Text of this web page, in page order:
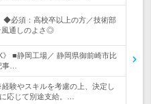
◆必須：高校卒以上の方／技術部
風通しのよさ◎
》 ■静岡工場／ 静岡県御前崎市比
事…
験やスキルを考慮の上、決定し
応じて別途支給。…